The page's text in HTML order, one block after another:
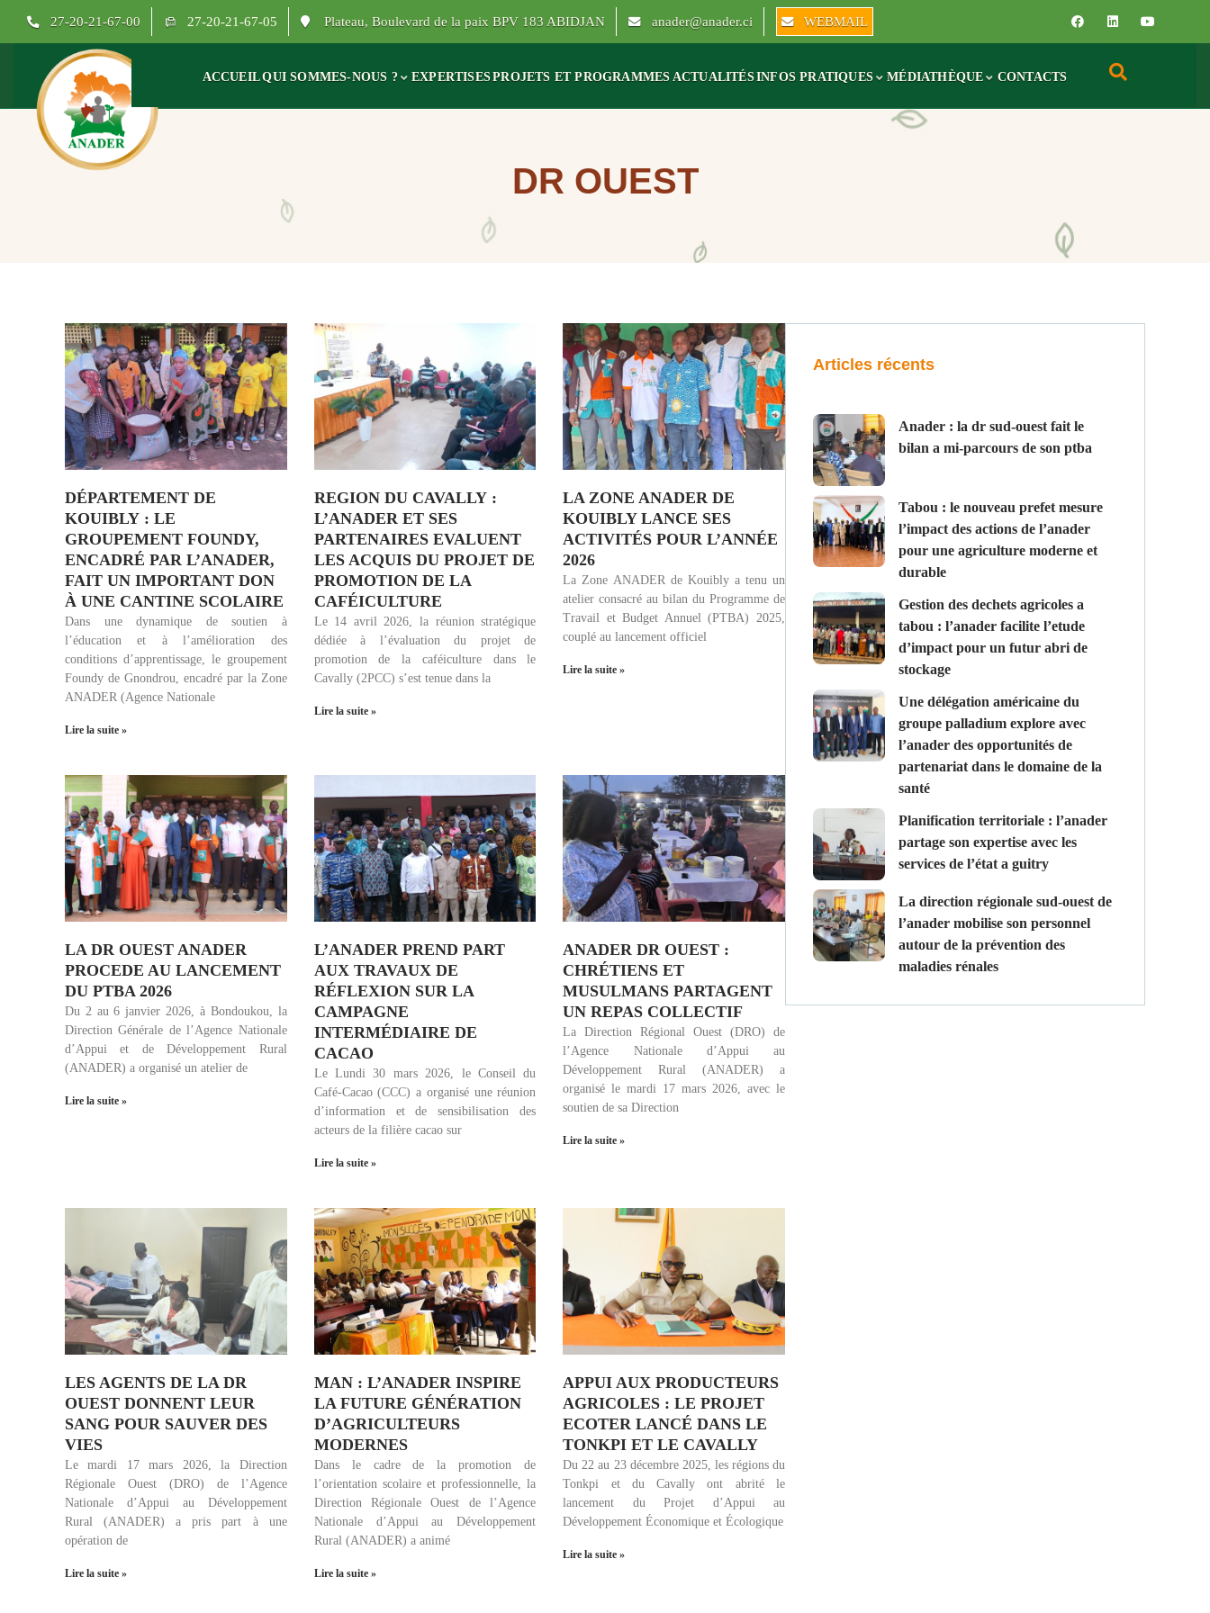
27-20-21-67-00 27-20-21-67-05 Plateau, Boulevard de la paix BPV 183 ABIDJAN anader@anader.ci WEBMAIL
ACCUEILQUI SOMMES-NOUS ? EXPERTISESPROJETS ET PROGRAMMES ACTUALITÉSINFOS PRATIQUES MÉDIATHÈQUE CONTACTS
DR OUEST
DÉPARTEMENT DE
KOUIBLY : LE
GROUPEMENT FOUNDY,
ENCADRÉ PAR L’ANADER,
FAIT UN IMPORTANT DON
À UNE CANTINE SCOLAIRE
Dans une dynamique de soutien à
l’éducation et à l’amélioration des
conditions d’apprentissage, le groupement
Foundy de Gnondrou, encadré par la Zone
ANADER (Agence Nationale
Lire la suite »
REGION DU CAVALLY :
L’ANADER ET SES
PARTENAIRES EVALUENT
LES ACQUIS DU PROJET DE
PROMOTION DE LA
CAFÉICULTURE
Le 14 avril 2026, la réunion stratégique
dédiée à l’évaluation du projet de
promotion de la caféiculture dans le
Cavally (2PCC) s’est tenue dans la
Lire la suite »
LA ZONE ANADER DE
KOUIBLY LANCE SES
ACTIVITÉS POUR L’ANNÉE
2026
La Zone ANADER de Kouibly a tenu un
atelier consacré au bilan du Programme de
Travail et Budget Annuel (PTBA) 2025,
couplé au lancement officiel
Lire la suite »
LA DR OUEST ANADER
PROCEDE AU LANCEMENT
DU PTBA 2026
Du 2 au 6 janvier 2026, à Bondoukou, la
Direction Générale de l’Agence Nationale
d’Appui et de Développement Rural
(ANADER) a organisé un atelier de
Lire la suite »
L’ANADER PREND PART
AUX TRAVAUX DE
RÉFLEXION SUR LA
CAMPAGNE
INTERMÉDIAIRE DE
CACAO
Le Lundi 30 mars 2026, le Conseil du
Café-Cacao (CCC) a organisé une réunion
d’information et de sensibilisation des
acteurs de la filière cacao sur
Lire la suite »
ANADER DR OUEST :
CHRÉTIENS ET
MUSULMANS PARTAGENT
UN REPAS COLLECTIF
La Direction Régional Ouest (DRO) de
l’Agence Nationale d’Appui au
Développement Rural (ANADER) a
organisé le mardi 17 mars 2026, avec le
soutien de sa Direction
Lire la suite »
LES AGENTS DE LA DR
OUEST DONNENT LEUR
SANG POUR SAUVER DES
VIES
Le mardi 17 mars 2026, la Direction
Régionale Ouest (DRO) de l’Agence
Nationale d’Appui au Développement
Rural (ANADER) a pris part à une
opération de
Lire la suite »
MAN : L’ANADER INSPIRE
LA FUTURE GÉNÉRATION
D’AGRICULTEURS
MODERNES
Dans le cadre de la promotion de
l’orientation scolaire et professionnelle, la
Direction Régionale Ouest de l’Agence
Nationale d’Appui au Développement
Rural (ANADER) a animé
Lire la suite »
APPUI AUX PRODUCTEURS
AGRICOLES : LE PROJET
ECOTER LANCÉ DANS LE
TONKPI ET LE CAVALLY
Du 22 au 23 décembre 2025, les régions du
Tonkpi et du Cavally ont abrité le
lancement du Projet d’Appui au
Développement Économique et Écologique
Lire la suite »
Articles récents
anader : la dr sud-ouest fait le
bilan a mi-parcours de son ptba
tabou : le nouveau prefet mesure
l’impact des actions de l’anader
pour une agriculture moderne et
durable
gestion des dechets agricoles a
tabou : l’anader facilite l’etude
d’impact pour un futur abri de
stockage
une délégation américaine du
groupe palladium explore avec
l’anader des opportunités de
partenariat dans le domaine de la
santé
planification territoriale : l’anader
partage son expertise avec les
services de l’état a guitry
la direction régionale sud-ouest de
l’anader mobilise son personnel
autour de la prévention des
maladies rénales